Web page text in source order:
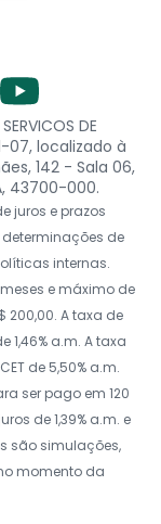
DE
07, localizado à
142 - Sala 06,
43700-000.
juros e prazos
de
internas.
e máximo de
200,00. A taxa de
1,46% a.m. A taxa
de 5,50% a.m.
ser pago em 120
de 1,39% a.m. e
são simulações,
momento da